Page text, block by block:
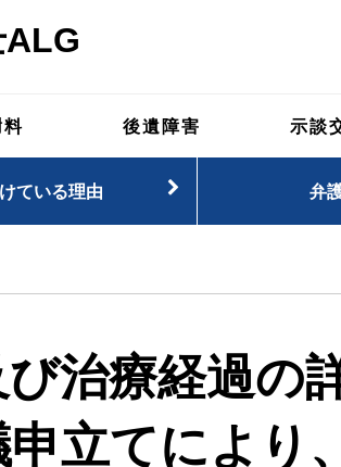
料 後遺障害 示談
ている理由 弁
治療経過の
立てにより